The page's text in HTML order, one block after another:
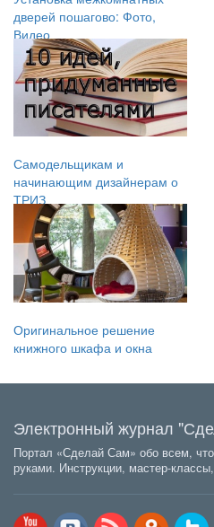
дверей пошагово: Фото,
Видео
Самодельщикам и
начинающим дизайнерам о
ТРИЗ
Оригинальное решение
книжного шкафа и окна
Электронный журнал
Портал «Сделай Сам» обо всем,
руками. Инструкции, мастер-